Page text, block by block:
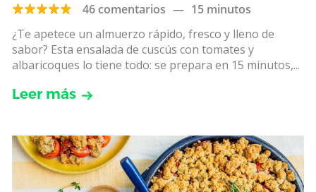
46 comentarios — 15 minutos
¿Te apetece un almuerzo rápido, fresco y lleno de
sabor? Esta ensalada de cuscús con tomates y
albaricoques lo tiene todo: se prepara en 15 minutos,...
Leer más